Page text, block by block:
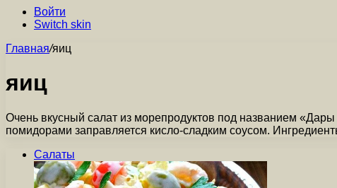
Войти
Switch skin
Главная/яиц
яиц
Очень вкусный салат из морепродуктов под названием
помидорами заправляется кисло-сладким соусом.
Салаты